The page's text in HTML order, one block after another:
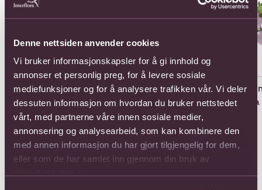
Denne nettsiden anvender cookies
Vi bruker informasjonskapsler for å gi innhold og
annonser et personlig preg, for å levere sosiale
mediefunksjoner og for å analysere trafikken vår. Vi deler
dessuten informasjon om hvordan du bruker nettstedet
vårt, med partnerne våre innen sosiale medier,
annonsering og analysearbeid, som kan kombinere den
med annen informasjon du har gjort tilgjengelig for dem,
eller som de har samlet inn gjennom din bruk av
11 Roses Medium Stem
737,-
11 Short Stem Roses
649,-